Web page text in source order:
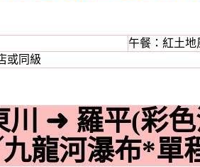
午餐：紅土地
或同級
➜ 羅平(彩
龍河瀑布*單